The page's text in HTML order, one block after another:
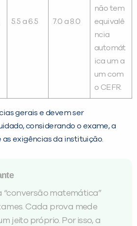
5.5 a 6.5 7.0 a 8.0
não tem
equivalê
ncia
automát
ica um a
um com
o CEFR.
gerais e devem ser
considerando o exame, a
as exigências da instituição.
“conversão matemática”
Cada prova mede
jeito próprio. Por isso, a